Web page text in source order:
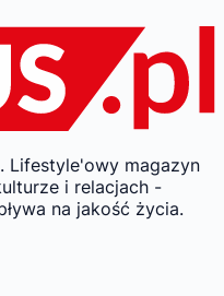
Lifestyle'owy magazyn
i relacjach -
na jakość życia.